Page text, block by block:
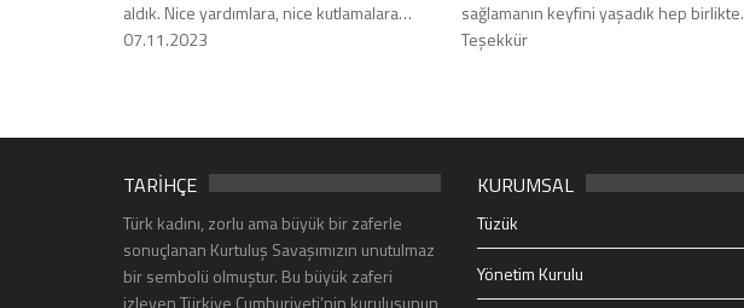
aldık. Nice yardımlara, nice kutlamalara…
07.11.2023
sağlamanın keyfini yaşadık hep birlikte.
Teşekkür
TARİHÇE
Türk kadını, zorlu ama büyük bir zaferle
sonuçlanan Kurtuluş Savaşımızın unutulmaz
bir sembolü olmuştur. Bu büyük zaferi
izleyen Türkiye Cumhuriyeti’nin kuruluşunun
KURUMSAL
Tüzük
Yönetim Kurulu